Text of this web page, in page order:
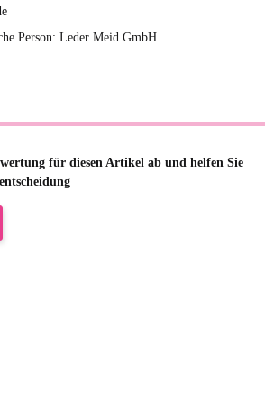
Person: Leder Meid GmbH
für diesen Artikel ab und helfen Sie